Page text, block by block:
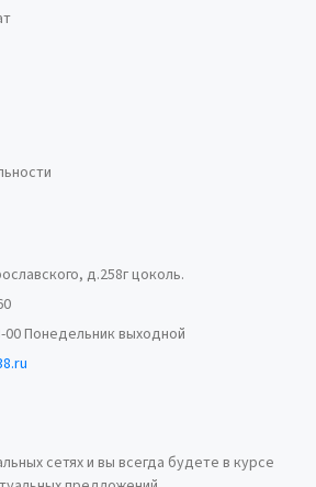
д.258г цоколь.
00 Понедельник выходной
сетях и вы всегда будете в курсе